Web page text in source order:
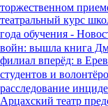
торжественном
театральный курс
года обучения -
войн: вышла книга
филиал вперёд: в
студентов и
расследование
Арцахский театр